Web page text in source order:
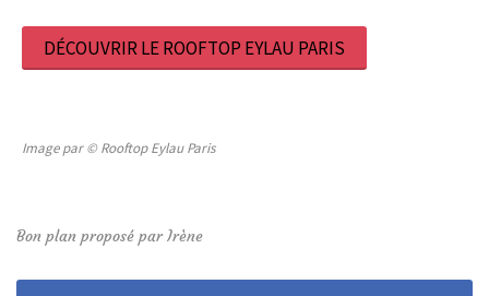
DÉCOUVRIR LE ROOFTOP EYLAU PARIS
Image par © Rooftop Eylau Paris
Bon plan proposé par Irène